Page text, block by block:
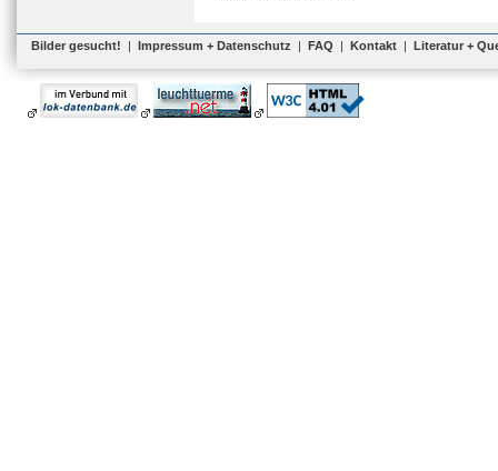
Bilder gesucht! | Impressum + Datenschutz | FAQ | Kontakt | Literatur +